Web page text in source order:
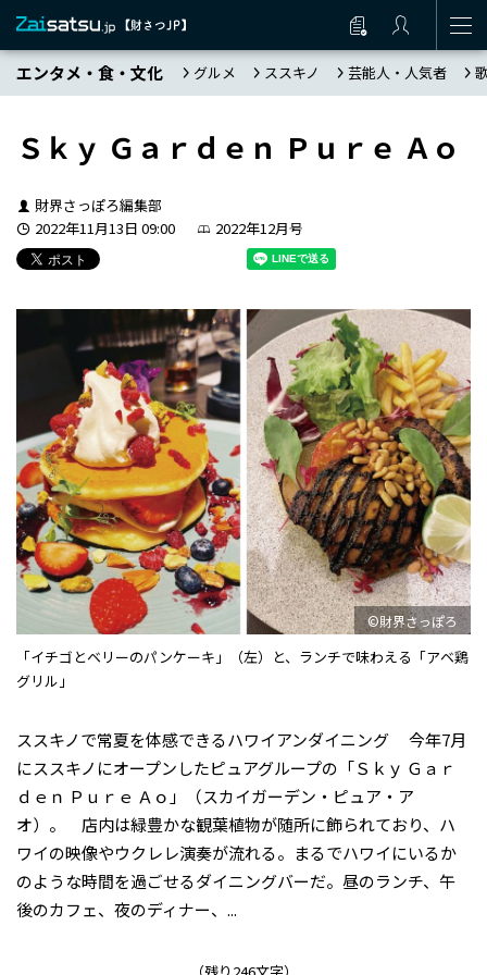
エンタメ・食・文化 グルメ ススキノ 芸能人・人気者
Ｓｋｙ Ｇａｒｄｅｎ Ｐｕｒｅ Ａｏ
財界さっぽろ編集部
2022年11月13日 09:00
2022年12月号
©財界さっぽろ
「イチゴとベリーのパンケーキ」（左）と、ランチで味わえる「アベ鶏
グリル」
ススキノで常夏を体感できるハワイアンダイニング 今年7月
にススキノにオープンしたピュアグループの「Ｓｋｙ Ｇａｒ
ｄｅｎ Ｐｕｒｅ Ａｏ」（スカイガーデン・ピュア・ア
オ）。 店内は緑豊かな観葉植物が随所に飾られており、ハ
ワイの映像やウクレレ演奏が流れる。まるでハワイにいるか
のような時間を過ごせるダイニングバーだ。昼のランチ、午
後のカフェ、夜のディナー、...